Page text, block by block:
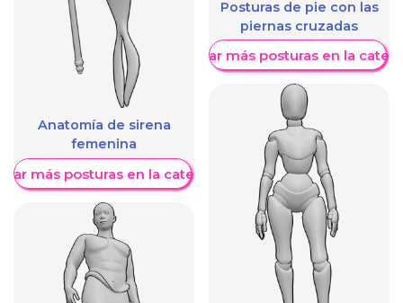
Anatomía de sirena
femenina
más posturas en la categoría
Posturas de pie con las
piernas cruzadas
Mostrar más posturas en la